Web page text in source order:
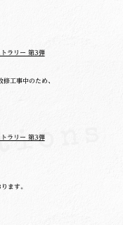
ラリー 第3弾
工事中のため、
ラリー 第3弾
ます。